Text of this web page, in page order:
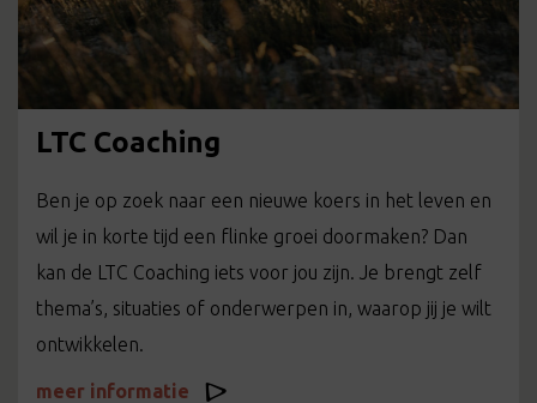
LTC Coaching
Ben je op zoek naar een nieuwe koers in het leven en
wil je in korte tijd een flinke groei doormaken? Dan
kan de LTC Coaching iets voor jou zijn. Je brengt zelf
thema’s, situaties of onderwerpen in, waarop jij je wilt
ontwikkelen.
meer informatie